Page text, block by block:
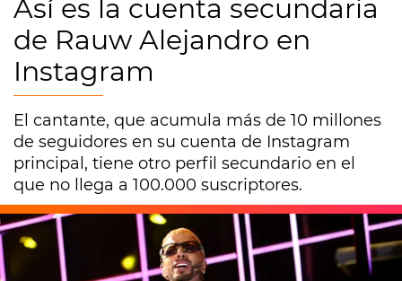
Así es la cuenta secundaria
de Rauw Alejandro en
Instagram
El cantante, que acumula más de 10 millones
de seguidores en su cuenta de Instagram
principal, tiene otro perfil secundario en el
que no llega a 100.000 suscriptores.